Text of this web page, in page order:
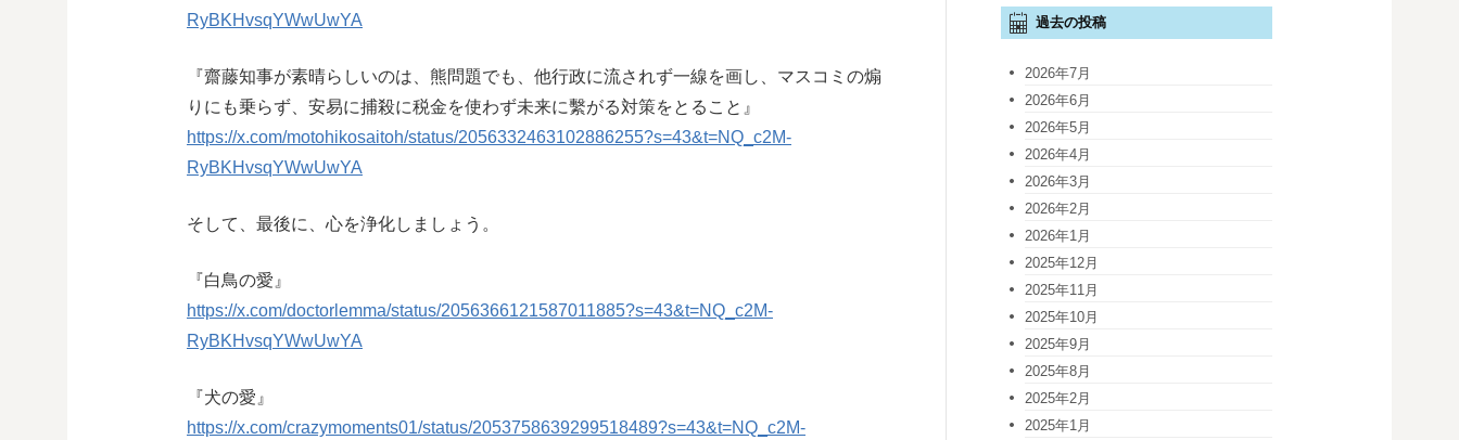
RyBKHvsqYWwUwYA
『齋藤知事が素晴らしいのは、熊問題でも、他行政に流されず一線を画し、マスコミの煽
りにも乗らず、安易に捕殺に税金を使わず未来に繫がる対策をとること』
https://x.com/motohikosaitoh/status/2056332463102886255?s=43&t=NQ_c2M-
RyBKHvsqYWwUwYA
そして、最後に、心を浄化しましょう。
『白鳥の愛』
https://x.com/doctorlemma/status/2056366121587011885?s=43&t=NQ_c2M-
RyBKHvsqYWwUwYA
『犬の愛』
https://x.com/crazymoments01/status/2053758639299518489?s=43&t=NQ_c2M-
過去の投稿
2026年7月
2026年6月
2026年5月
2026年4月
2026年3月
2026年2月
2026年1月
2025年12月
2025年11月
2025年10月
2025年9月
2025年8月
2025年2月
2025年1月